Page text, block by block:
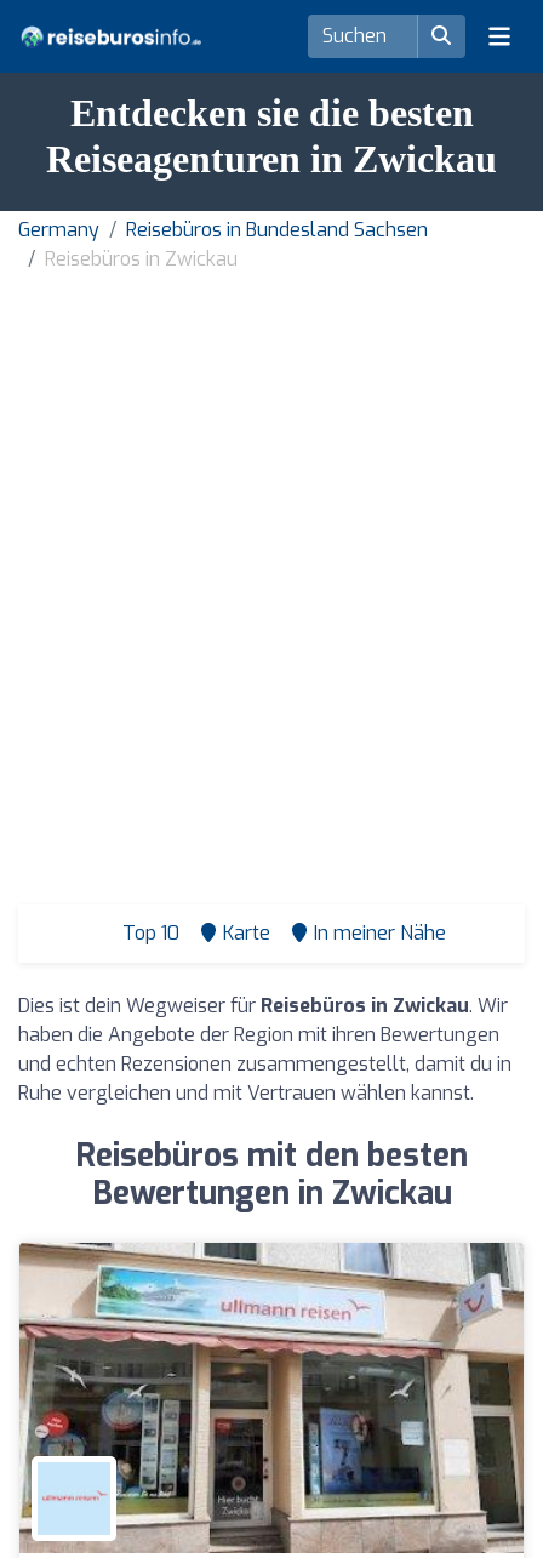
Entdecken sie die besten
Reiseagenturen in Zwickau
Germany
Reisebüros in Bundesland Sachsen
Reisebüros in Zwickau
Top 10 Karte In meiner Nähe
Dies ist dein Wegweiser für Reisebüros in Zwickau. Wir
haben die Angebote der Region mit ihren Bewertungen
und echten Rezensionen zusammengestellt, damit du in
Ruhe vergleichen und mit Vertrauen wählen kannst.
Reisebüros mit den besten
Bewertungen in Zwickau